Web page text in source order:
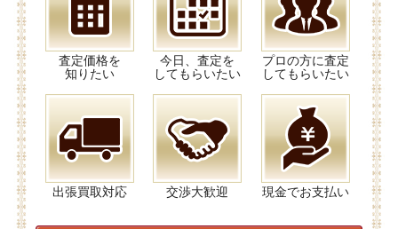
査定価格を
知りたい
今日、査定を
してもらいたい
プロの方に査定
してもらいたい
出張買取対応 交渉大歓迎 現金でお支払い